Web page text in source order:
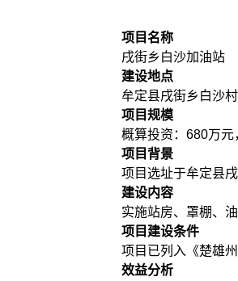
项目名称
戌街乡白沙加油站
建设地点
牟定县戌街乡白沙
项目规模
概算投资：680万元
项目背景
项目选址于牟定县
建设内容
实施站房、罩棚、
项目建设条件
项目已列入《楚雄
效益分析